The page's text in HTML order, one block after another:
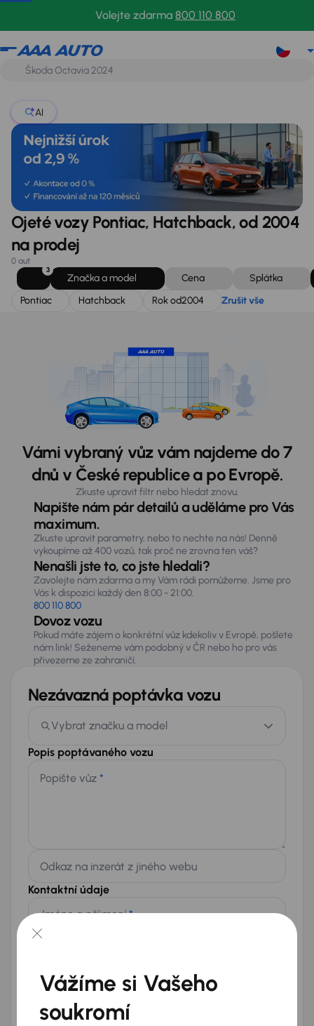
Volejte zdarma 800 110 800
Pontiac
AI
Ojeté vozy Pontiac, Hatchback, od 2004
na prodej
0 aut
3
Značka a model Cena
Splátka
Pontiac
Hatchback Rok od2004 Zrušit vše
Vámi vybraný vůz vám najdeme do 7
dnů v České republice a po Evropě.
Zkuste upravit filtr nebo hledat znovu.
Napište nám pár detailů a uděláme pro Vás
maximum.
Zkuste upravit parametry, nebo to nechte na nás! Denně
vykoupíme až 400 vozů, tak proč ne zrovna ten váš?
Nenašli jste to, co jste hledali?
Zavolejte nám zdarma a my Vám rádi pomůžeme. Jsme pro
Vás k dispozici každý den 8:00 - 21:00.
800 110 800
Dovoz vozu
Pokud máte zájem o konkrétní vůz kdekoliv v Evropě, pošlete
nám link! Seženeme vám podobný v ČR nebo ho pro vás
přivezeme ze zahraničí.
Nezávazná poptávka vozu
Vybrat značku a model
Popis poptávaného vozu
Popište vůz *
Odkaz na inzerát z jiného webu
Kontaktní údaje
Jméno a příjmení*
+420
E-mail*
Přeji si dostávat informace o atraktivních slevových
nabídkách
Vážíme si Vašeho
soukromí